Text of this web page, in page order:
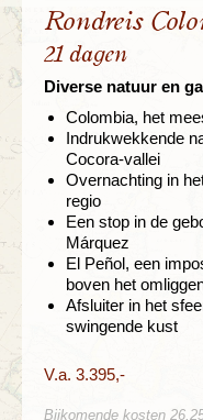
Rondreis
21 dagen
Diverse natuur en
Colombia, het
Indrukwekkende
Cocora-vallei
Overnachting in
regio
Een stop in de
Márquez
El Peñol, een
boven het
Afsluiter in het
swingende kust
V.a. 3.395,-
Bijkomende kosten